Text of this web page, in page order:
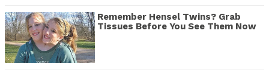
Remember Hensel Twins? Grab
Tissues Before You See Them Now